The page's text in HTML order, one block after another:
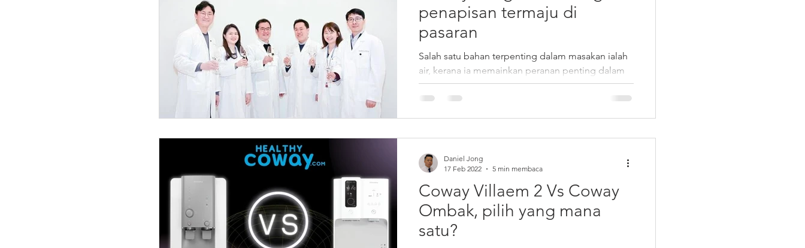
tuba coway Villaem 2 Coway Noble coway
penapisan termaju di
pasaran
Salah satu bahan terpenting dalam masakan ialah
air, kerana ia memainkan peranan penting dalam
perisa. Bukan sahaja ketulenan, tetapi...
Coway Villaem 2 Vs Coway
Ombak, pilih yang mana
satu?
Daniel Jong
17 Feb 2022
5 min membaca